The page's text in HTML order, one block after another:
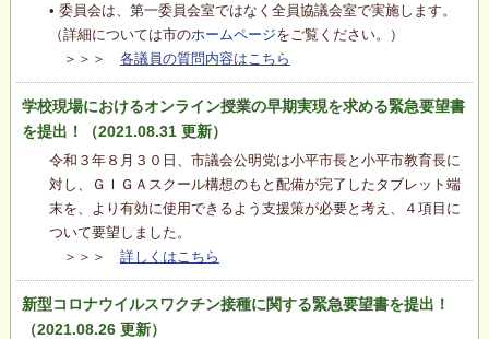
• 委員会は、第一委員会室ではなく全員協議会室で実施します。
（詳細については市のホームページをご覧ください。）
＞＞＞ 各議員の質問内容はこちら
学校現場におけるオンライン授業の早期実現を求める緊急要望書
を提出！（2021.08.31 更新）
令和３年８月３０日、市議会公明党は小平市長と小平市教育長に
対し、ＧＩＧＡスクール構想のもと配備が完了したタブレット端
末を、より有効に使用できるよう支援策が必要と考え、４項目に
ついて要望しました。
＞＞＞ 詳しくはこちら
新型コロナウイルスワクチン接種に関する緊急要望書を提出！
（2021.08.26 更新）